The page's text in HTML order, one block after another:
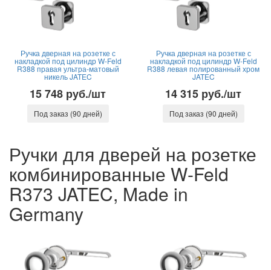
Ручка дверная на розетке с
накладкой под цилиндр W-Feld
R388 правая ультра-матовый
никель JATEC
15 748 руб./шт
Под заказ (90 дней)
Ручка дверная на розетке с
накладкой под цилиндр W-Feld
R388 левая полированный хром
JATEC
14 315 руб./шт
Под заказ (90 дней)
Ручки для дверей на розетке
комбинированные W-Feld
R373 JATEC, Made in
Germany